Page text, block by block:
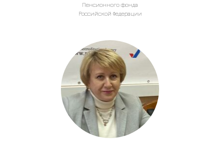
Пенсионного фонда
Российской Федерации